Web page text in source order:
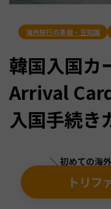
海外旅行の準備・豆知識
韓国入国カ
Arrival
入国手続き
＼ 初めての海
トリフ